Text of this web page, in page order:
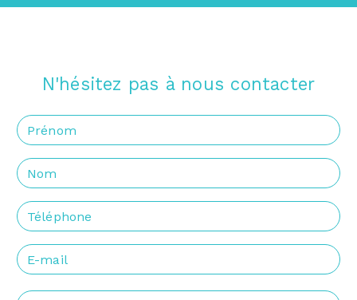
N'hésitez pas à nous contacter